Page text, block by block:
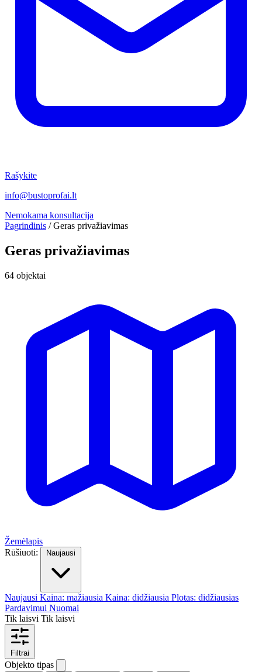
Rašykite
info@bustoprofai.lt
Nemokama konsultacija
Pagrindinis /Geras privažiavimas
Geras privažiavimas
64 objektai
Žemėlapis
Rūšiuoti:
Naujausi
Naujausi Kaina: mažiausia Kaina: didžiausia Plotas: didžiausias
Pardavimui Nuomai
Tik laisvi Tik laisvi
Filtrai
Objekto tipas